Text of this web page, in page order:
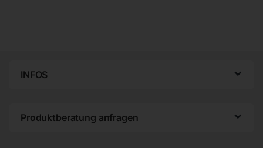
INFOS
Produktberatung anfragen